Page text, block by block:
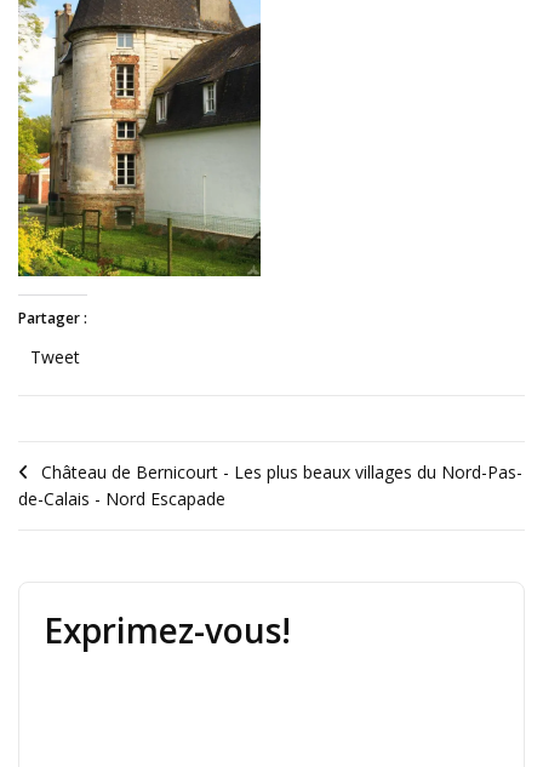
Partager :
Tweet
Château de Bernicourt - Les plus beaux villages du Nord-Pas-
de-Calais - Nord Escapade
Exprimez-vous!